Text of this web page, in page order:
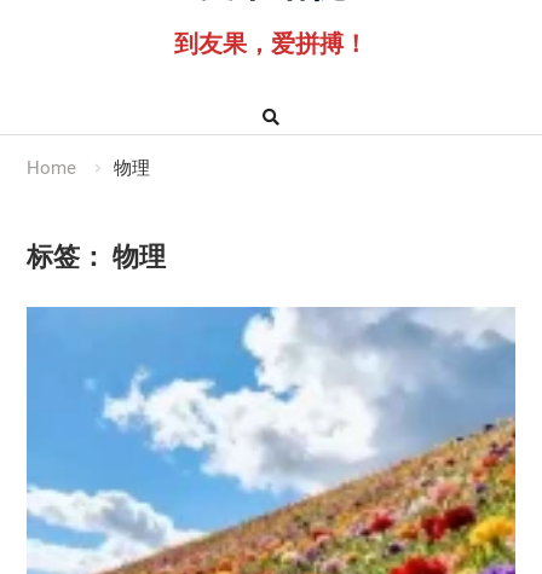
到友果，爱拼搏！
Home 物理
标签： 物理